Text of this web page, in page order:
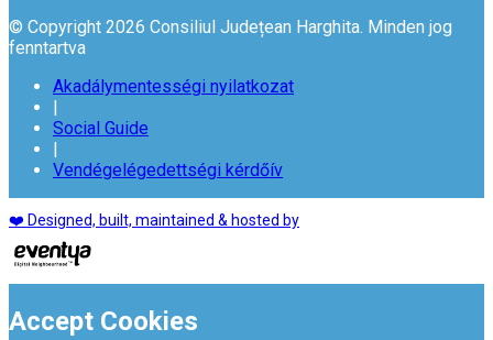
© Copyright 2026 Consiliul Județean Harghita. Minden jog
fenntartva
Akadálymentességi nyilatkozat
|
Social Guide
|
Vendégelégedettségi kérdőív
❤️ Designed, built, maintained & hosted by
Accept Cookies